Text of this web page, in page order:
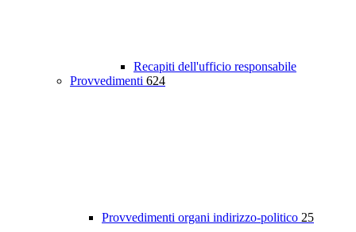
Recapiti dell'ufficio responsabile
Provvedimenti 624
Provvedimenti organi indirizzo-politico 25